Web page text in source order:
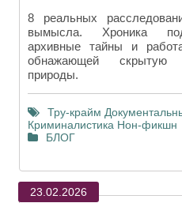
8 реальных
вымысла. Хроника
архивные тайны и
обнажающей скрытую
природы.
Тру-крайм
Криминалистика Нон-фикшн
БЛОГ
23.02.2026